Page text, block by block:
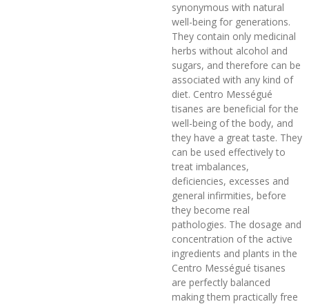
synonymous with natural
well-being for generations.
They contain only medicinal
herbs without alcohol and
sugars, and therefore can be
associated with any kind of
diet. Centro Mességué
tisanes are beneficial for the
well-being of the body, and
they have a great taste. They
can be used effectively to
treat imbalances,
deficiencies, excesses and
general infirmities, before
they become real
pathologies. The dosage and
concentration of the active
ingredients and plants in the
Centro Mességué tisanes
are perfectly balanced
making them practically free